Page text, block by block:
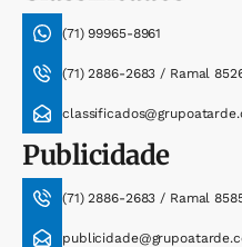
(71) 99965-8961
(71) 2886-2683 / Ramal
Publicidade
(71) 2886-2683 / Ramal